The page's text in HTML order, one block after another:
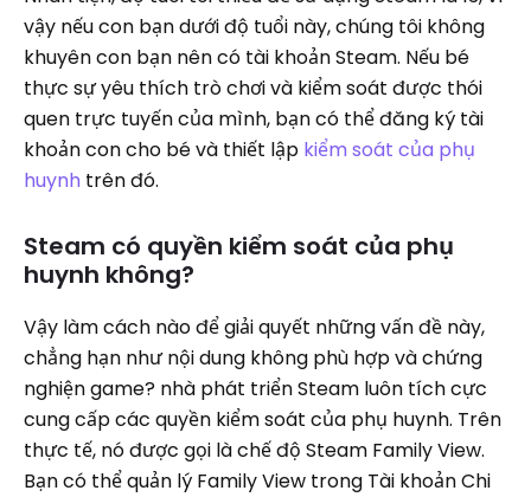
vậy nếu con bạn dưới độ tuổi này, chúng tôi không
khuyên con bạn nên có tài khoản Steam. Nếu bé
thực sự yêu thích trò chơi và kiểm soát được thói
quen trực tuyến của mình, bạn có thể đăng ký tài
khoản con cho bé và thiết lập kiểm soát của phụ
huynh trên đó.
Steam có quyền kiểm soát của phụ
huynh không?
Vậy làm cách nào để giải quyết những vấn đề này,
chẳng hạn như nội dung không phù hợp và chứng
nghiện game? nhà phát triển Steam luôn tích cực
cung cấp các quyền kiểm soát của phụ huynh. Trên
thực tế, nó được gọi là chế độ Steam Family View.
Bạn có thể quản lý Family View trong Tài khoản Chi